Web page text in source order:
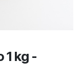
1 kg -